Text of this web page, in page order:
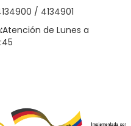
/ 4134901
Atención de Lunes a